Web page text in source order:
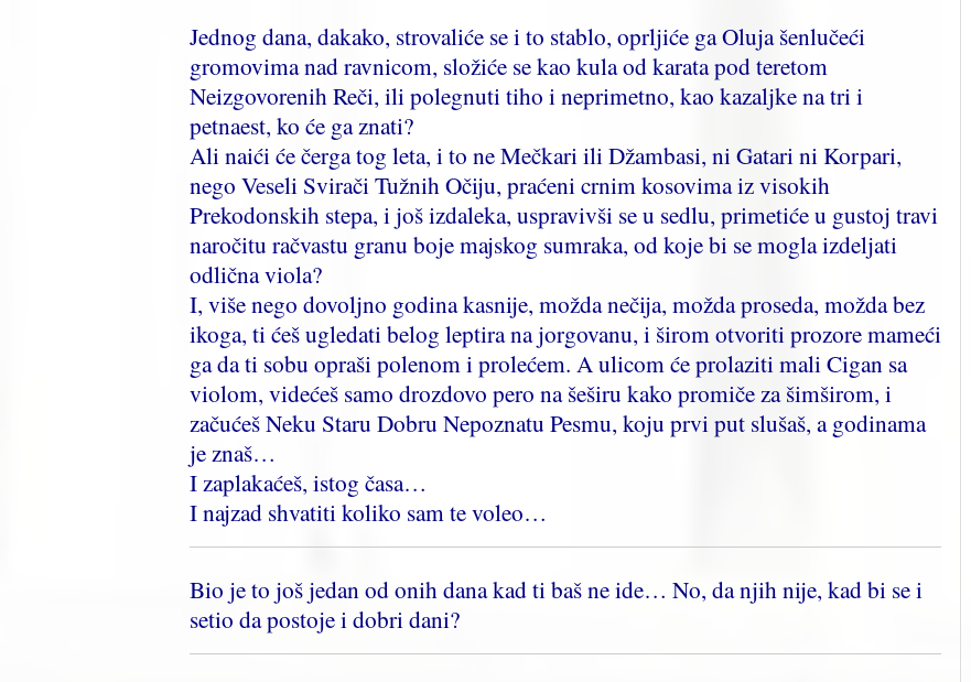
Jednog dana, dakako, strovaliće se i to stablo, oprljiće ga Oluja šenlučeći
gromovima nad ravnicom, složiće se kao kula od karata pod teretom
Neizgovorenih Reči, ili polegnuti tiho i neprimetno, kao kazaljke na tri i
petnaest, ko će ga znati?
Ali naići će čerga tog leta, i to ne Mečkari ili Džambasi, ni Gatari ni Korpari,
nego Veseli Svirači Tužnih Očiju, praćeni crnim kosovima iz visokih
Prekodonskih stepa, i još izdaleka, uspravivši se u sedlu, primetiće u gustoj travi
naročitu račvastu granu boje majskog sumraka, od koje bi se mogla izdeljati
odlična viola?
I, više nego dovoljno godina kasnije, možda nečija, možda proseda, možda bez
ikoga, ti ćeš ugledati belog leptira na jorgovanu, i širom otvoriti prozore mameći
ga da ti sobu opraši polenom i prolećem. A ulicom će prolaziti mali Cigan sa
violom, videćeš samo drozdovo pero na šeširu kako promiče za šimširom, i
začućeš Neku Staru Dobru Nepoznatu Pesmu, koju prvi put slušaš, a godinama
je znaš…
I zaplakaćeš, istog časa…
I najzad shvatiti koliko sam te voleo…
Bio je to još jedan od onih dana kad ti baš ne ide… No, da njih nije, kad bi se i
setio da postoje i dobri dani?